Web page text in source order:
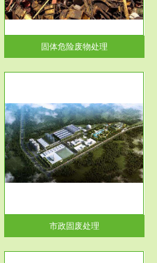
固体危险废物处理
市政固废处理